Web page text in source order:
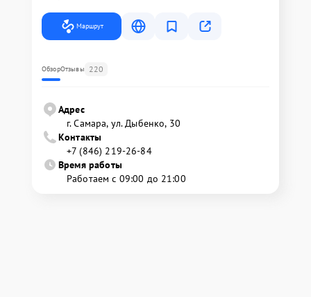
Маршрут
ОбзорОтзывы 220
Адрес
г. Самара, ул. Дыбенко, 30
Контакты
+7 (846) 219-26-84
Время работы
Работаем с 09:00 до 21:00